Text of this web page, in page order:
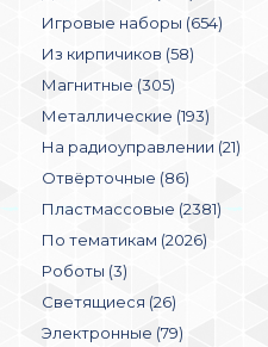
Игровые наборы (654)
Из кирпичиков (58)
Магнитные (305)
Металлические (193)
На радиоуправлении (21)
Отвёрточные (86)
Пластмассовые (2381)
По тематикам (2026)
Роботы (3)
Светящиеся (26)
Электронные (79)